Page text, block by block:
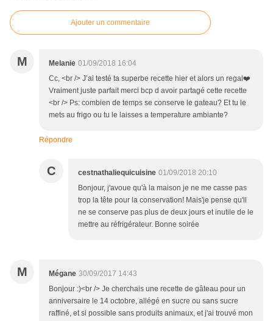
Ajouter un commentaire
M Melanie 01/09/2018 16:04
Cc, <br /> J’ai testé ta superbe recette hier et alors un regal❤️
Vraiment juste parfait merci bcp d avoir partagé cette recette
<br /> Ps: combien de temps se conserve le gateau? Et tu le
mets au frigo ou tu le laisses a temperature ambiante?
Répondre
C cestnathaliequicuisine 01/09/2018 20:10
Bonjour, j'avoue qu'à la maison je ne me casse pas
trop la tête pour la conservation! Mais'je pense qu'il
ne se conserve pas plus de deux jours et inutile de le
mettre au réfrigérateur. Bonne soirée
M Mégane 30/09/2017 14:43
Bonjour :)<br /> Je cherchais une recette de gâteau pour un
anniversaire le 14 octobre, allégé en sucre ou sans sucre
raffiné, et si possible sans produits animaux, et j'ai trouvé mon